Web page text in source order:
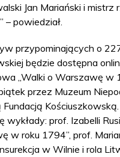
Jan Mariański i mistrz
– powiedział.
przypominających o
będzie dostępna
„Walki o Warszawę w
przez Muzeum
wykłady: prof. Izabelli
w roku 1794”, prof.
w Wilnie i rola